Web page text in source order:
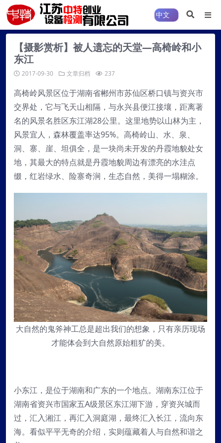
【摄影赏析】被人遗忘的天堂—高椅岭和小
东江
2017-09-30 文章归档 237
高椅岭风景区位于湖南省郴州市苏仙区桥口镇与资兴市
交界处，它与飞天山相隔，与永兴县便江接壤，距离著
名的风景名胜区东江湖28公里。这里地势以山林为主，
风景宜人，森林覆盖率达95%。高椅岭山、水、泉、
洞、寨、崖、坦俱全，是一块尚未开发的丹霞地貌处女
地，其最大的特点就是丹霞地貌周边有漂亮的水洼点
缀，红岩绿水、险寨奇涧，生态自然，美得一塌糊涂。
大自然的鬼斧神工总是超出我们的想象，只有亲历现场
才能体会到大自然原始粗犷的美。
小东江，是位于湖南和广东的一个地点。湖南东江位于
湖南省资兴市国家五A级景区东江湖下游，穿资兴城而
过，汇入湘江，再汇入洞庭湖，最终汇入长江，流向东
海。看似平平无奇的介绍，实则蕴藏着人与自然和谐之